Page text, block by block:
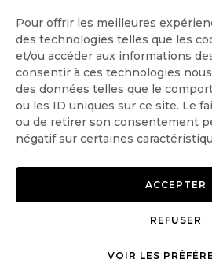
Pour offrir les meilleures
des technologies telles que les
et/ou accéder aux informations
consentir à ces technologies
des données telles que le
ou les ID uniques sur ce site. Le
ou de retirer son consentement
négatif sur certaines
ACCEPTER
REFUSER
VOIR LES
Quotidienne
Hebdo
OK